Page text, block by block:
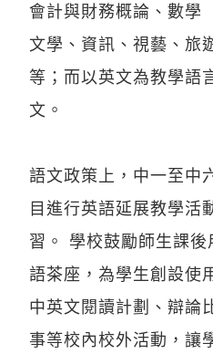
會計與財務概論、數學
文學、資訊、視藝、旅
等；而以英文為教學語
文。
語文政策上，中一至中
目進行英語延展教學活
習。 學校鼓勵師生課
語茶座，為學生創設使
中英文閱讀計劃、辯論
事等校內校外活動，讓